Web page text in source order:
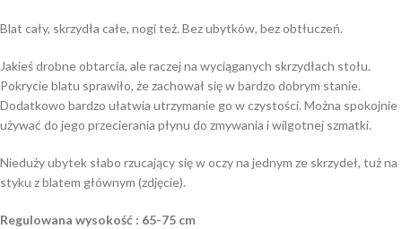
Blat cały, skrzydła całe, nogi też. Bez ubytków, bez obtłuczeń.
Jakieś drobne obtarcia, ale raczej na wyciąganych skrzydłach stołu.
Pokrycie blatu sprawiło, że zachował się w bardzo dobrym stanie.
Dodatkowo bardzo ułatwia utrzymanie go w czystości. Można spokojnie
używać do jego przecierania płynu do zmywania i wilgotnej szmatki.
Nieduży ubytek słabo rzucający się w oczy na jednym ze skrzydeł, tuż na
styku z blatem głównym (zdjęcie).
Regulowana wysokość : 65-75 cm